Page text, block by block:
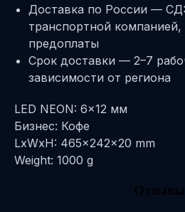
Доставка по России —
транспортной компанией,
предоплаты
Срок доставки — 2–7
зависимости от региона
LED NEON: 6x12 мм
Бизнес: Кофе
LxWxH: 465x242x20 mm
Weight: 1000 g
Отзывы